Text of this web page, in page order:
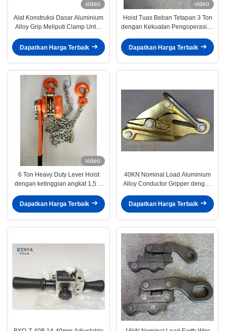
video
Alat Konstruksi Dasar Aluminium
Alloy Grip Meliputi Clamp Untuk
Dapatkan Harga Terbaik
video
Hoist Tuas Beban Tetapan 3 Ton
dengan Kekuatan Pengoperasian
untuk Pengangkatan Konstruksi
Dapatkan Harga Terbaik
video
6 Ton Heavy Duty Lever Hoist
dengan ketinggian angkat 1,5 m
konstruksi
Dapatkan Harga Terbaik
40KN Nominal Load Aluminium
Alloy Conductor Gripper dengan
400 Transmission Lines
Dapatkan Harga Terbaik